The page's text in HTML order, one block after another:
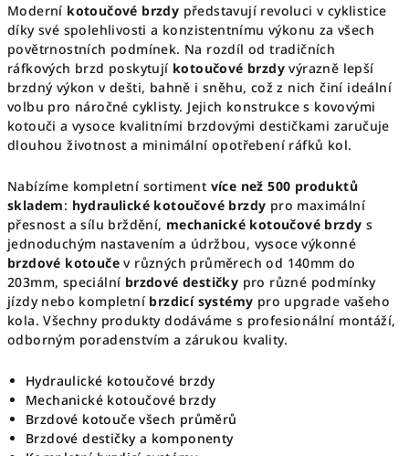
c
í
p
r
v
k
y
v
p
i
s
u
Moderní kotoučové brzdy představují revoluci v cyklistice
díky své spolehlivosti a konzistentnímu výkonu za všech
povětrnostních podmínek. Na rozdíl od tradičních
ráfkových brzd poskytují kotoučové brzdy výrazně lepší
brzdný výkon v dešti, bahně i sněhu, což z nich činí ideální
volbu pro náročné cyklisty. Jejich konstrukce s kovovými
kotouči a vysoce kvalitními brzdovými destičkami zaručuje
dlouhou životnost a minimální opotřebení ráfků kol.
Nabízíme kompletní sortiment více než 500 produktů
skladem: hydraulické kotoučové brzdy pro maximální
přesnost a sílu brždění, mechanické kotoučové brzdy s
jednoduchým nastavením a údržbou, vysoce výkonné
brzdové kotouče v různých průměrech od 140mm do
203mm, speciální brzdové destičky pro různé podmínky
jízdy nebo kompletní brzdicí systémy pro upgrade vašeho
kola. Všechny produkty dodáváme s profesionální montáží,
odborným poradenstvím a zárukou kvality.
Hydraulické kotoučové brzdy
Mechanické kotoučové brzdy
Brzdové kotouče všech průměrů
Brzdové destičky a komponenty